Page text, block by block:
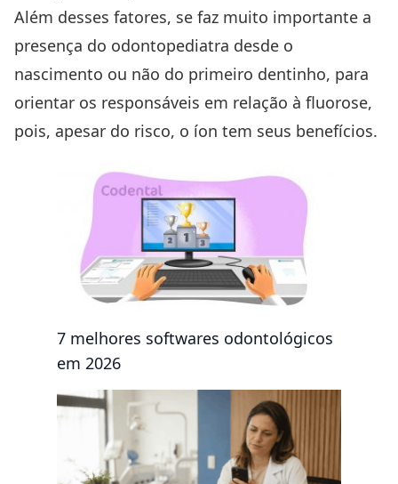
Além desses fatores, se faz muito importante a
presença do odontopediatra desde o
nascimento ou não do primeiro dentinho, para
orientar os responsáveis em relação à fluorose,
pois, apesar do risco, o íon tem seus benefícios.
7 melhores softwares odontológicos
em 2026